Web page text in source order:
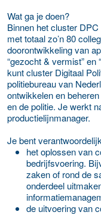
Wat ga je doen?
Binnen het cluster
met totaal zo’n 80
doorontwikkeling van
“gezocht & vermist” en
kunt cluster Digitaal
politiebureau van
ontwikkelen en
en de politie. Je werkt
productielijnmanager.
Je bent
het oplossen van
bedrijfsvoering.
zaken of rond de
onderdeel
de uitvoering van